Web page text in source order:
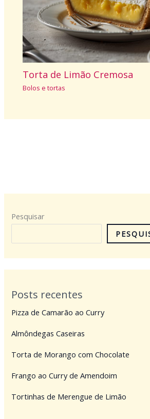
Torta de Limão Cremosa
Bolos e tortas
Pesquisar
Posts recentes
Pizza de Camarão ao Curry
Almôndegas Caseiras
Torta de Morango com Chocolate
Frango ao Curry de Amendoim
Tortinhas de Merengue de Limão